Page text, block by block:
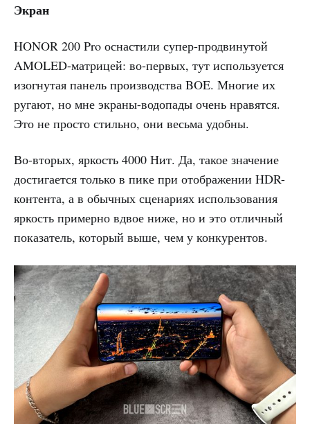
Экран
HONOR 200 Pro оснастили супер-продвинутой
AMOLED-матрицей: во-первых, тут используется
изогнутая панель производства BOE. Многие их
ругают, но мне экраны-водопады очень нравятся.
Это не просто стильно, они весьма удобны.
Во-вторых, яркость 4000 Нит. Да, такое значение
достигается только в пике при отображении HDR-
контента, а в обычных сценариях использования
яркость примерно вдвое ниже, но и это отличный
показатель, который выше, чем у конкурентов.